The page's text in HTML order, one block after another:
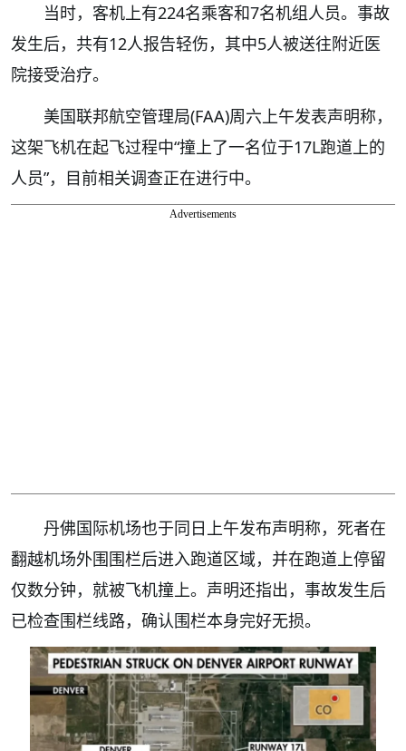
当时，客机上有224名乘客和7名机组人员。事故
发生后，共有12人报告轻伤，其中5人被送往附近医
院接受治疗。
美国联邦航空管理局(FAA)周六上午发表声明称，
这架飞机在起飞过程中“撞上了一名位于17L跑道上的
人员”，目前相关调查正在进行中。
Advertisements
丹佛国际机场也于同日上午发布声明称，死者在
翻越机场外围围栏后进入跑道区域，并在跑道上停留
仅数分钟，就被飞机撞上。声明还指出，事故发生后
已检查围栏线路，确认围栏本身完好无损。